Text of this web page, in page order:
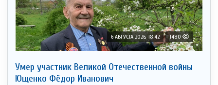
6 АВГУСТА 2026, 18:42 1480
Умер участник Великой Отечественной войны
Ющенко Фёдор Иванович